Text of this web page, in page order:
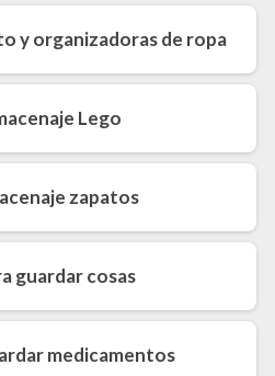
y organizadoras de ropa
Lego
zapatos
guardar cosas
medicamentos